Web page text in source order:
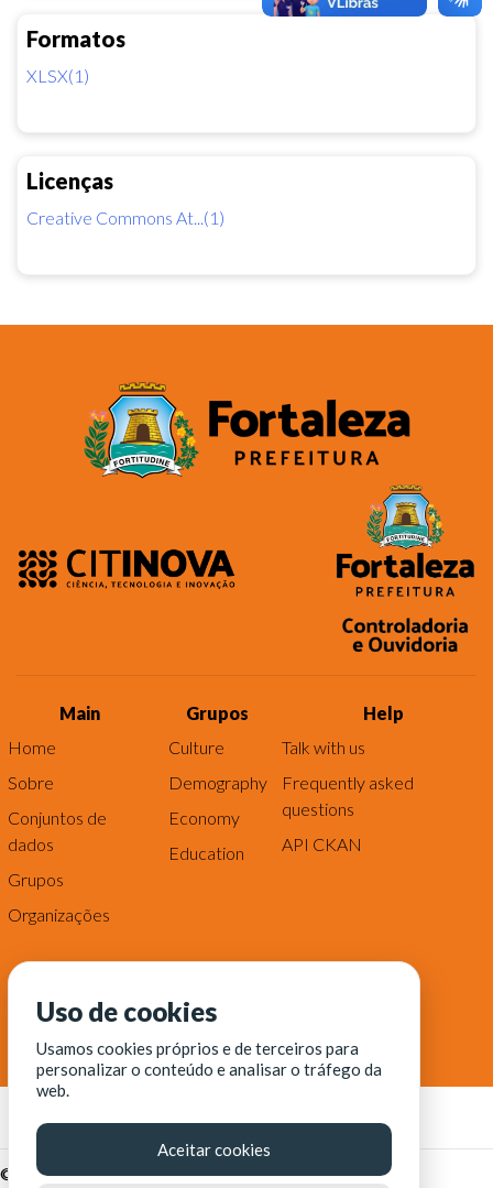
Formatos
XLSX(1)
Licenças
Creative Commons At...(1)
Main
Home
Sobre
Conjuntos de
dados
Grupos
Organizações
Grupos
Culture
Demography
Economy
Education
Help
Talk with us
Frequently asked
questions
API CKAN
© Fortaleza Digital || CITINOVA - Fundação de Ciência,
Uso de cookies
Usamos cookies próprios e de terceiros para
personalizar o conteúdo e analisar o tráfego da
web.
Aceitar cookies